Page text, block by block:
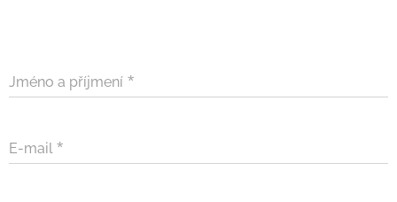
Jméno a příjmení
E-mail